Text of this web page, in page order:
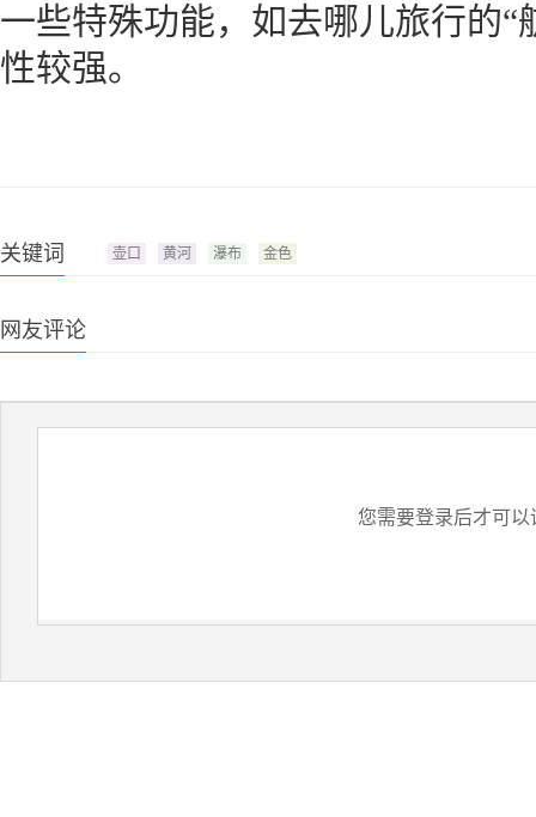
一些特殊功能，如去哪儿旅行的
性较强。
关键词 壶口 黄河 瀑布 金色
网友评论
您需要登录后才可以